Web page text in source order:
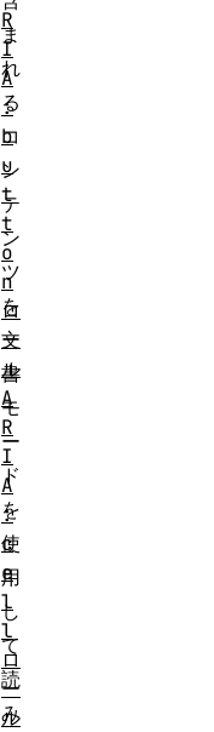
ま
れ
る
コ
ン
テ
ン
ツ
を
文
書
モ
ー
ド
を
使
用
し
て
読
み
R
I
A
:
b
u
t
t
o
n
ロ
ー
ル
A
R
I
A
:
c
e
l
l
ロ
ー
ル